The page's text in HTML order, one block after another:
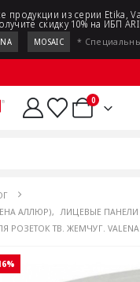
продукции из серии Etika,
скидку 10% на ИБП
MOSAIC *
0
АЛЛЮР), ЛИЦЕВЫЕ ПАНЕЛИ
ТВ. ЖЕМЧУГ. VALENA